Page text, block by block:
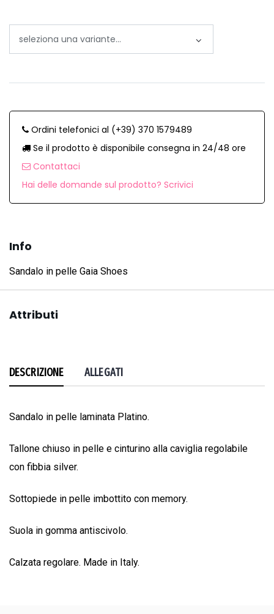
Ordini telefonici al (+39) 370 1579489
Se il prodotto è disponibile consegna in 24/48 ore
Contattaci
Hai delle domande sul prodotto? Scrivici
Info
Sandalo in pelle Gaia Shoes
Attributi
DESCRIZIONE ALLEGATI
Sandalo in pelle laminata Platino.
Tallone chiuso in pelle e cinturino alla caviglia regolabile
con fibbia silver.
Sottopiede in pelle imbottito con memory.
Suola in gomma antiscivolo.
Calzata regolare. Made in Italy.